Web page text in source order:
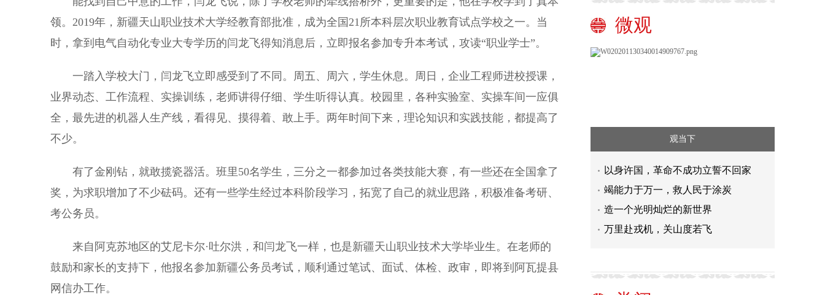
领。2019年，新疆天山职业技术大学经教育部批准，成为全国21所本科层次职业教育试点学校之一。当
时，拿到电气自动化专业大专学历的闫龙飞得知消息后，立即报名参加专升本考试，攻读“职业学士”。
一踏入学校大门，闫龙飞立即感受到了不同。周五、周六，学生休息。周日，企业工程师进校授课，
业界动态、工作流程、实操训练，老师讲得仔细、学生听得认真。校园里，各种实验室、实操车间一应俱
全，最先进的机器人生产线，看得见、摸得着、敢上手。两年时间下来，理论知识和实践技能，都提高了
不少。
有了金刚钻，就敢揽瓷器活。班里50名学生，三分之一都参加过各类技能大赛，有一些还在全国拿了
奖，为求职增加了不少砝码。还有一些学生经过本科阶段学习，拓宽了自己的就业思路，积极准备考研、
考公务员。
来自阿克苏地区的艾尼卡尔·吐尔洪，和闫龙飞一样，也是新疆天山职业技术大学毕业生。在老师的
鼓励和家长的支持下，他报名参加新疆公务员考试，顺利通过笔试、面试、体检、政审，即将到阿瓦提县
网信办工作。
微观
观当下
以身许国，革命不成功立誓不回家
竭能力于万一，救人民于涂炭
造一个光明灿烂的新世界
万里赴戎机，关山度若飞